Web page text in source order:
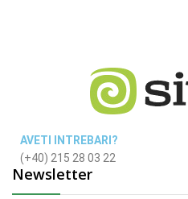
AVETI INTREBARI?
(+40) 215 28 03 22
Newsletter